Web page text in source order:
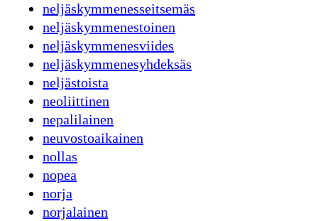
neljäskymmenesseitsemäs
neljäskymmenestoinen
neljäskymmenesviides
neljäskymmenesyhdeksäs
neljästoista
neoliittinen
nepalilainen
neuvostoaikainen
nollas
nopea
norja
norjalainen